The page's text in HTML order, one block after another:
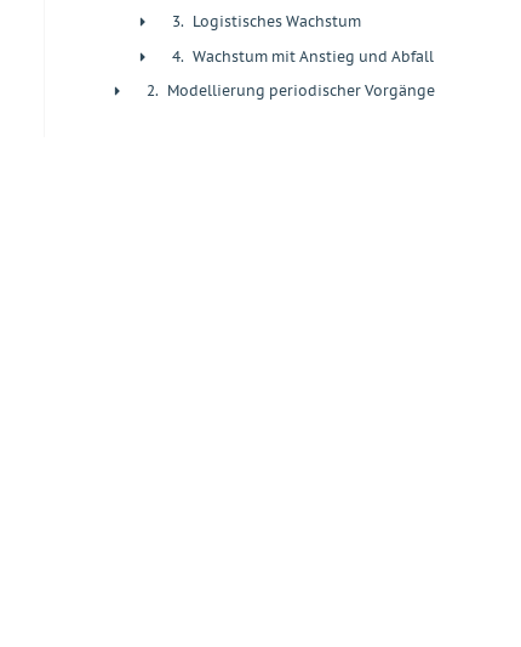
+ 3. Logistisches Wachstum
+ 4. Wachstum mit Anstieg und Abfall
+ 2. Modellierung periodischer Vorgänge